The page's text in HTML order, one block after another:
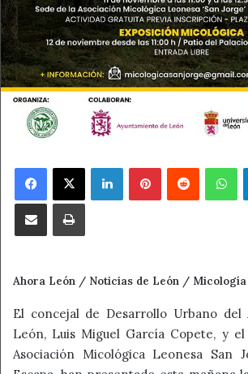
Facebook
X LinkedInPinterestReddit
Compartir por correo electrónicoImprimir
Ahora León / Noticias de León / Micología
El concejal de Desarrollo Urbano del
León, Luis Miguel García Copete, y
Asociación Micológica Leonesa San